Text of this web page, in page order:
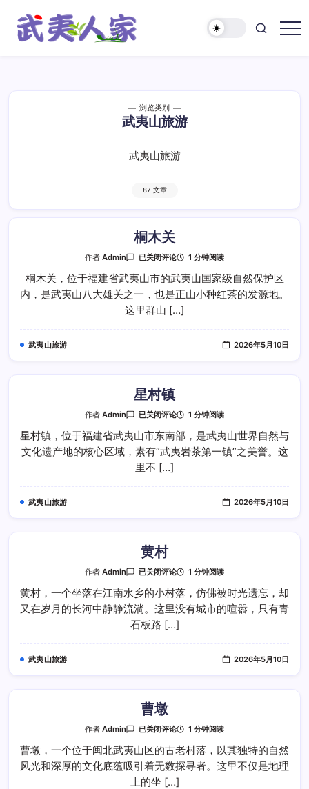
浏览类别
武夷山旅游
武夷山旅游
87 文章
桐木关
作者Admin
桐
关
已关闭评论 1 分钟阅读
桐木关，位于福建省武夷山市的武夷山国家级自然保护区
内，是武夷山八大雄关之一，也是正山小种红茶的发源地。
这里群山 […]
武夷山旅游 2026年5月10日
星村镇
作者Admin
星
镇
已关闭评论 1 分钟阅读
星村镇，位于福建省武夷山市东南部，是武夷山世界自然与
文化遗产地的核心区域，素有“武夷岩茶第一镇”之美誉。这
里不 […]
武夷山旅游 2026年5月10日
黄村
作者Admin
黄
已关闭评论 1 分钟阅读
黄村，一个坐落在江南水乡的小村落，仿佛被时光遗忘，却
又在岁月的长河中静静流淌。这里没有城市的喧嚣，只有青
石板路 […]
武夷山旅游 2026年5月10日
曹墩
作者Admin
曹
已关闭评论 1 分钟阅读
曹墩，一个位于闽北武夷山区的古老村落，以其独特的自然
风光和深厚的文化底蕴吸引着无数探寻者。这里不仅是地理
上的坐 […]